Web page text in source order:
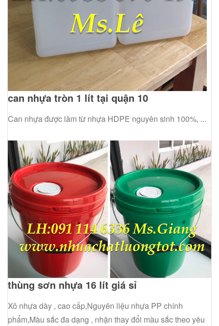
can nhựa tròn 1 lít tại quận 10
Can nhựa được làm từ nhựa HDPE nguyên sinh 100%, ...
thùng sơn nhựa 16 lít giá sỉ
Xô nhựa dày , cao cấp,Nguyên liệu nhựa PP chính
phẩm,Màu sắc đa dạng , nhận thay đổi màu sắc theo yêu